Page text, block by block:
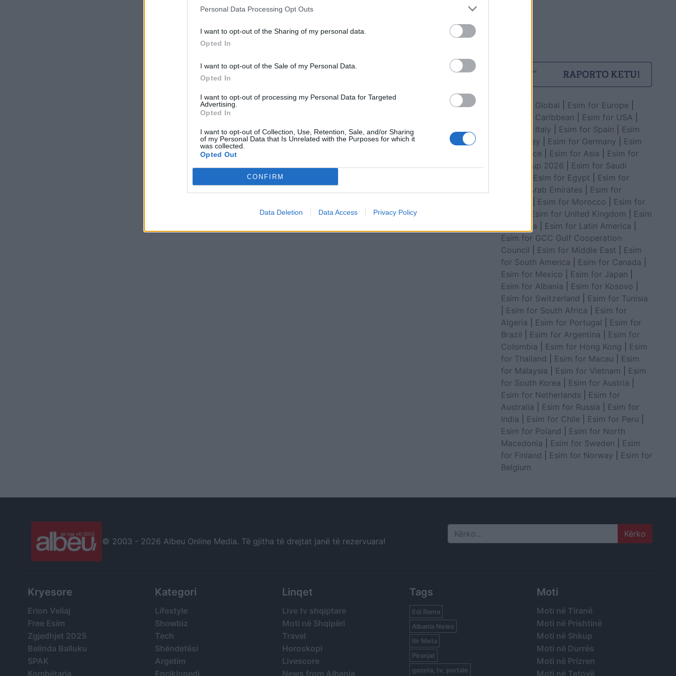
Personal Data Processing Opt Outs
I want to opt-out of the Sharing of my personal data.
Opted In
I want to opt-out of the Sale of my Personal Data.
Opted In
I want to opt-out of processing my Personal Data for Targeted
Advertising.
Opted In
I want to opt-out of Collection, Use, Retention, Sale, and/or Sharing
of my Personal Data that Is Unrelated with the Purposes for which it
was collected.
Opted Out
CONFIRM
Data Deletion Data Access Privacy Policy
Esim for Global Esim for Europe
Esim for Caribbean
Esim for USA
Esim for Italy
Esim for Spain
Esim
for Turkey
Esim for Germany
Esim
for Greece
Esim for Asia
Esim for
World Cup 2026
Esim for Saudi
Esim for Egypt
Esim for
United Arab Emirates
Esim for
Esim for Morocco
Esim for
Esim for United Kingdom
Esim
for Africa
Esim for Latin America
Esim for GCC Gulf Cooperation
Council
Esim for Middle East
Esim
for South America
Esim for Canada
Esim for Mexico
Esim for Japan
Esim for Albania
Esim for Kosovo
Esim for Switzerland
Esim for Tunisia
Esim for South Africa
Esim for
Algeria
Esim for Portugal
Esim for
Brazil
Esim for Argentina
Esim for
Colombia
Esim for Hong Kong
Esim
for Thailand
Esim for Macau
Esim
for Malaysia
Esim for Vietnam
Esim
for South Korea
Esim for Austria
Esim for Netherlands
Esim for
Australia
Esim for Russia
Esim for
India
Esim for Chile Esim for Peru
Esim for Poland
Esim for North
Macedonia
Esim for Sweden
Esim
for Finland
Esim for Norway
Esim for
Belgium
© 2003 - 2026 Albeu Online Media. Të gjitha të drejtat janë të rezervuara! Search
Kryesore
Erion Veliaj
Free Esim
Zgjedhjet 2025
Belinda Balluku
SPAK
Kombëtarja
Kategori
Lifestyle
Showbiz
Tech
Shëndetësi
Argetim
Enciklopedi
Linqet
Live tv shqiptare
Moti në Shqipëri
Travel
Horoskopi
Livescore
News from Albania
Tags
Edi Rama
Albania News
Ilir Meta
Piranjat
gazeta, tv, portale
Moti
Moti në Tiranë
Moti në Prishtinë
Moti në Shkup
Moti në Durrës
Moti në Prizren
Moti në Tetovë